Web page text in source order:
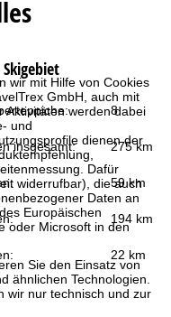
wir mit Hilfe von Cookies
GmbH, auch mit
Aktivitäten werden dabei
und
dienen der
Dafür
widerrufbar), die auch
Daten an
Europäischen
oder Microsoft in den
Sie den Einsatz von
ähnlichen Technologien.
wir nur technisch und zur
8
insgesamt: 275 km
59 km
194 km
22 km